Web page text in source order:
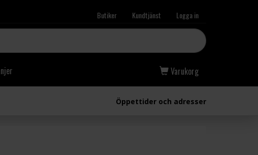
Butiker Kundtjänst Logga in
Varukorg
Öppettider och adresser